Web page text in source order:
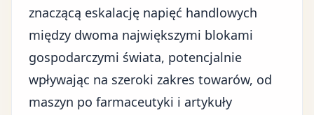
znaczącą eskalację napięć handlowych
między dwoma największymi blokami
gospodarczymi świata, potencjalnie
wpływając na szeroki zakres towarów, od
maszyn po farmaceutyki i artykuły